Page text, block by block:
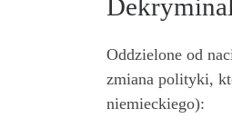
Oddzielone od
zmiana polityki,
niemieckiego):